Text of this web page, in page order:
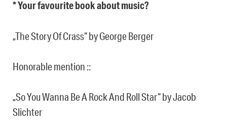
* Your favourite book about music?
„The Story Of Crass“ by George Berger
Honorable mention ::
„So You Wanna Be A Rock And Roll Star“ by Jacob
Slichter